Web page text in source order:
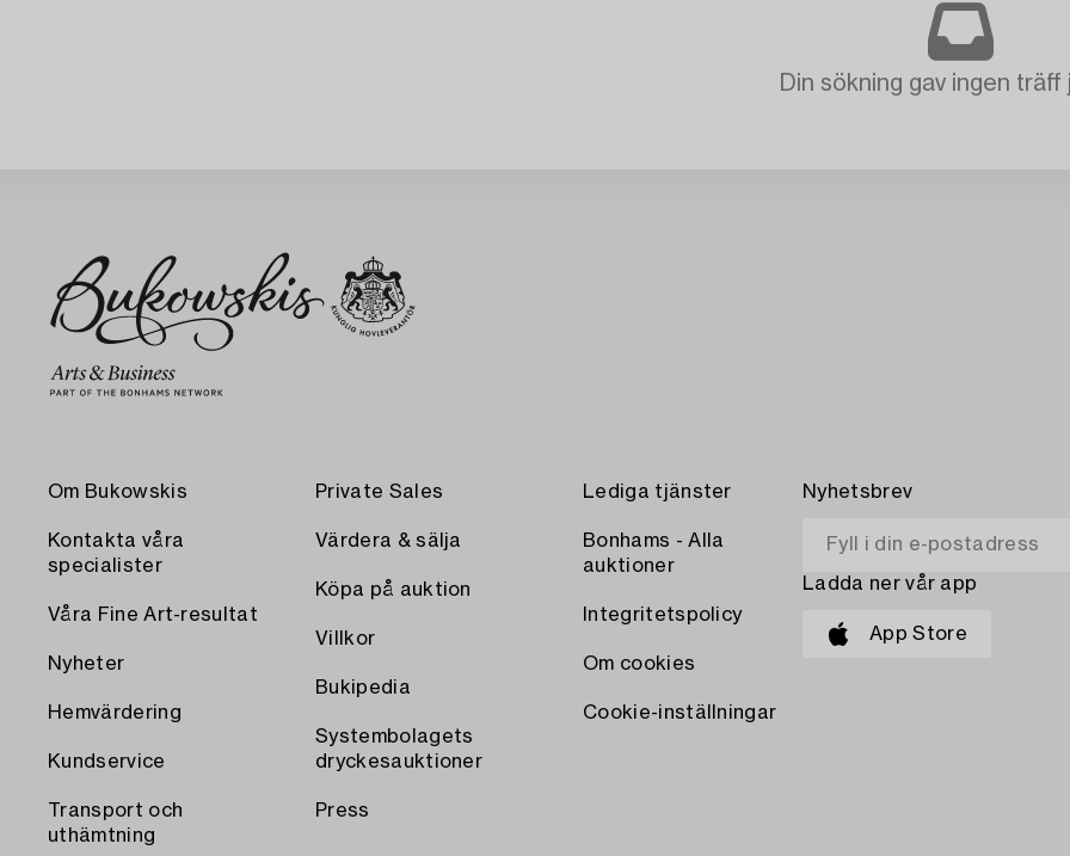
Din sökning gav ingen träff
Om Bukowskis
Kontakta våra
specialister
Våra Fine Art-resultat
Nyheter
Hemvärdering
Kundservice
Transport och
uthämtning
Private Sales
Värdera & sälja
Köpa på auktion
Villkor
Bukipedia
Systembolagets
dryckesauktioner
Press
Lediga tjänster
Bonhams - Alla
auktioner
Integritetspolicy
Om cookies
Cookie-inställningar
Nyhetsbrev
Ladda ner vår app
App Store